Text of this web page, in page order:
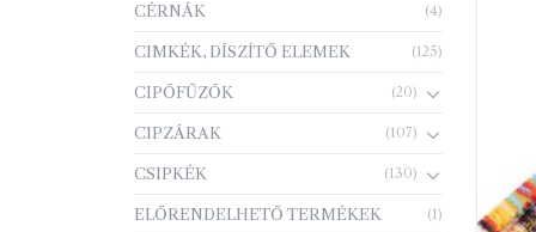
CÉRNÁK (4)
CIMKÉK, DÍSZÍTŐ ELEMEK (125)
CIPŐFŰZŐK (20)
CIPZÁRAK (107)
CSIPKÉK (130)
ELŐRENDELHETŐ TERMÉKEK (1)